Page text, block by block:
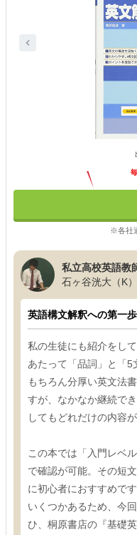
※各社
私立高校英語教
石ヶ谷洸大（K）
英語構文解釈への第一
私の生徒にも紹介をし
あたって「品詞」と「5
もちろん分厚い英文法
すが、なかなか継続で
してもどれだけの内容
この本では「入門レベ
で確認が可能。その短
に初心者におすすめで
いくつかあるため、今
ひ、桐原書店の『基礎